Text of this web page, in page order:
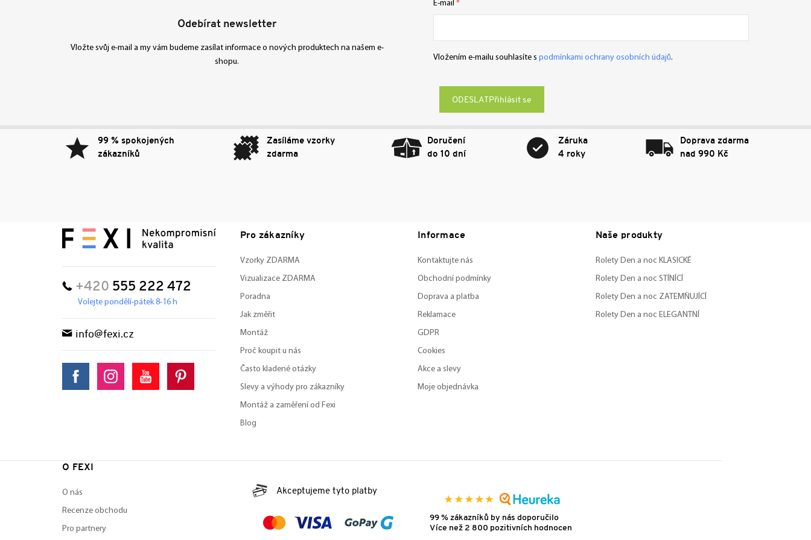
Odebírat newsletter
Vložte svůj e-mail a my vám budeme zasílat informace o nových produktech na našem e-
shopu.
E-mail
Vložením e-mailu souhlasíte s podmínkami ochrany osobních údajů.
Přihlásit se
99 % spokojených
zákazníků
Zasíláme vzorky
zdarma
Doručení
do 10 dní
Záruka
4 roky
Doprava zdarma
nad 990 Kč
+420 555 222 472
Volejte pondělí-pátek 8-16 h
info@fexi.cz
Pro zákazníky
Vzorky ZDARMA
Vizualizace ZDARMA
Poradna
Jak změřit
Montáž
Proč koupit u nás
Často kladené otázky
Slevy a výhody pro zákazníky
Montáž a zaměření od Fexi
Blog
Informace
Kontaktujte nás
Obchodní podmínky
Doprava a platba
Reklamace
GDPR
Cookies
Akce a slevy
Moje objednávka
Naše produkty
Rolety Den a noc KLASICKÉ
Rolety Den a noc STÍNÍCÍ
Rolety Den a noc ZATEMŇUJÍCÍ
Rolety Den a noc ELEGANTNÍ
O FEXI
O nás
Recenze obchodu
Pro partnery
Akceptujeme tyto platby
99 % zákazníků by nás doporučilo
Více než 2 800 pozitivních hodnocení